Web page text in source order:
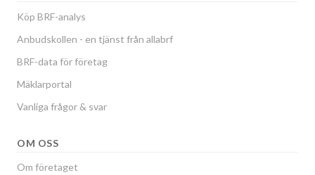
Köp BRF-analys
Anbudskollen - en tjänst från allabrf
BRF-data för företag
Mäklarportal
Vanliga frågor & svar
OM OSS
Om företaget